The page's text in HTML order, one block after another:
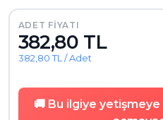
ADET FIYATI
382,80 TL
382,80 TL / Adet
🚚 Bu ilgiye yetişmeye